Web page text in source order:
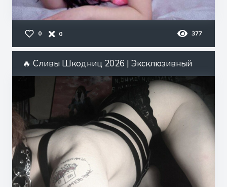
0 0 377
🔥 Сливы Шкодниц 2026 | Эксклюзивный